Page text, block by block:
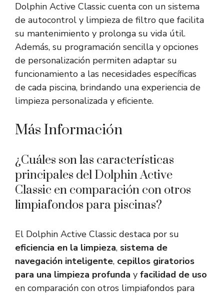
Dolphin Active Classic cuenta con un sistema
de autocontrol y limpieza de filtro que facilita
su mantenimiento y prolonga su vida útil.
Además, su programación sencilla y opciones
de personalización permiten adaptar su
funcionamiento a las necesidades específicas
de cada piscina, brindando una experiencia de
limpieza personalizada y eficiente.
Más Información
¿Cuáles son las características
principales del Dolphin Active
Classic en comparación con otros
limpiafondos para piscinas?
El Dolphin Active Classic destaca por su
eficiencia en la limpieza, sistema de
navegación inteligente, cepillos giratorios
para una limpieza profunda y facilidad de uso
en comparación con otros limpiafondos para